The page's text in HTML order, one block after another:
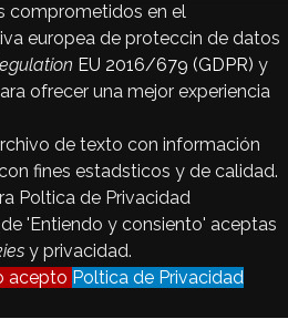
comprometidos en el
europea de proteccin de datos
EU 2016/679 (GDPR) y
ofrecer una mejor experiencia
de texto con información
fines estadsticos y de calidad.
Poltica de Privacidad
'Entiendo y consiento' aceptas
y privacidad.
acepto Poltica de Privacidad